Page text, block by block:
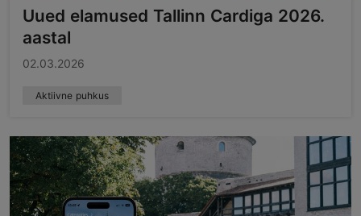
Uued elamused Tallinn Cardiga 2026.
aastal
02.03.2026
Aktiivne puhkus